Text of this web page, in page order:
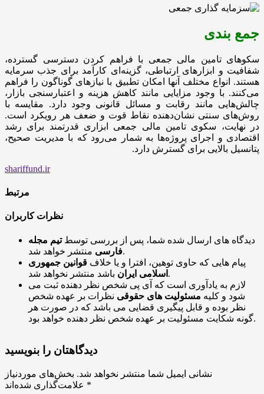
جمع بندی
سکوهای تامین مالی جمعی با فراهم کردن دسترسی گسترده،
شفافیت و ابزارهای ارتباطی، گزینه‌ای کارآمد برای جذب سرمایه
هستند. انواع مختلف آنها امکان تطبیق با نیازهای گوناگون را فراهم
می‌کنند. با وجود مزایایی مانند کاهش هزینه و اعتبارسنجی بازار،
چالش‌هایی مانند رقابت و مسائل قانونی وجود دارد. مقایسه با
روش‌های سنتی نشان‌دهنده نقاط قوت و ضعف هر رویکرد است.
در نهایت، سکوی تامین مالی جمعی ابزاری قدرتمند برای رشد
اقتصادی و اجرای پروژه‌ها به شمار می‌رود که با مدیریت صحیح،
پتانسیل بالایی برای گسترش دارد.
shariffund.ir
مرتبط
نظرات کاربران
دیدگاه های ارسال شده شما، پس از بررسی توسطتیم مجله
فارسیمنتشر خواهد شد.
پیام هایی که حاوی توهین، افترا و یا خلاف قوانین جمهوری
اسلامی ایران باشد منتشر نخواهد شد.
لازم به یادآوری است که آی پی شخص نظر دهنده ثبت می
شود و کلیه مسئولیت های حقوقی نظرات بر عهده شخص
نظر بوده و قابل پیگیری قضایی می باشد که در صورت هر
گونه شکایت مسئولیت بر عهده شخص نظر دهنده خواهد بود.
دیدگاهتان را بنویسید
نشانی ایمیل شما منتشر نخواهد شد. بخش‌های موردنیاز
*